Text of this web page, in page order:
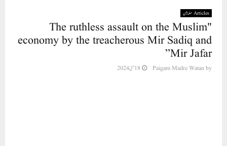
Articles مضامین
"The ruthless assault on the Muslim
economy by the treacherous Mir Sadiq and
Mir Jafar”
by
Paigam Madre Watan 18 مئی 2024